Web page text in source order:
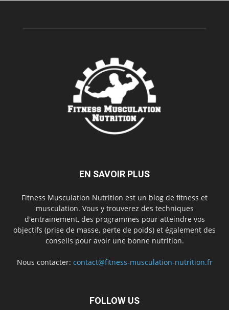
EN SAVOIR PLUS
Fitness Musculation Nutrition est un blog de fitness et
musculation. Vous y trouverez des techniques
d'entrainement, des programmes pour atteindre vos
objectifs (prise de masse, perte de poids) et également des
conseils pour avoir une bonne nutrition.
Nous contacter: contact@fitness-musculation-nutrition.fr
FOLLOW US